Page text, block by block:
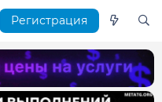
Регистрация